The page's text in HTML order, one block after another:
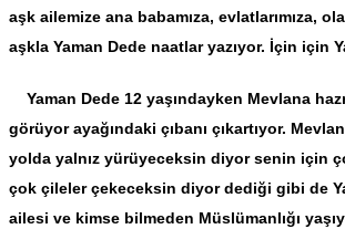
aşk ailemize ana babamıza, evlatlarımıza,
aşkla Yaman Dede naatlar yazıyor. İçin için
Yaman Dede 12 yaşındayken Mevlana
görüyor ayağındaki çıbanı çıkartıyor.
yolda yalnız yürüyeceksin diyor senin için
çok çileler çekeceksin diyor dediği gibi de
ailesi ve kimse bilmeden Müslümanlığı